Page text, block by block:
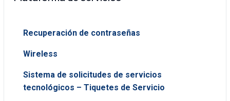
Recuperación de contraseñas
Wireless
Sistema de solicitudes de servicios
tecnológicos – Tiquetes de Servicio